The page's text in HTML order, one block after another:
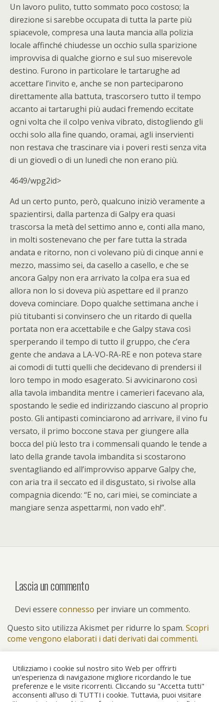
Un lavoro pulito, tutto sommato poco costoso; la
direzione si sarebbe occupata di tutta la parte più
spiacevole, compresa una lauta mancia alla polizia
locale affinché chiudesse un occhio sulla sparizione
improvvisa di qualche giorno e sul suo miserevole
destino. Furono in particolare le tartarughe ad
accettare l’invito e, anche se non parteciparono
direttamente alla battuta, trascorsero tutto il tempo
accanto ai tartarughi più audaci fremendo eccitate
ogni volta che il colpo veniva vibrato, distogliendo gli
occhi solo alla fine quando, oramai, agli inservienti
non restava che trascinare via i poveri resti senza vita
di un giovedì o di un lunedì che non erano più.
4649/wpg2id>
Ad un certo punto, però, qualcuno iniziò veramente a
spazientirsi, dalla partenza di Galpy era quasi
trascorsa la metà del settimo anno e, conti alla mano,
in molti sostenevano che per fare tutta la strada
andata e ritorno, non ci volevano più di cinque anni e
mezzo, massimo sei, da casello a casello, e che se
ancora Galpy non era arrivato la colpa era sua ed
allora non lo si doveva più aspettare ed il pranzo
doveva cominciare. Dopo qualche settimana anche i
più titubanti si convinsero che un ritardo di quella
portata non era accettabile e che Galpy stava così
sperperando il tempo di tutto il gruppo, che c’era
gente che andava a LA-VO-RA-RE e non poteva stare
ai comodi di tutti quelli che decidevano di prendersi il
loro tempo in modo esagerato. Si avvicinarono così
alla tavola imbandita mentre i camerieri facevano ala,
spostando le sedie ed indirizzando ciascuno al proprio
posto. Gli antipasti cominciarono ad arrivare, il vino fu
versato, il primo boccone stava per giungere alla
bocca del più lesto tra i commensali quando le tende a
lato della grande tavola imbandita si scostarono
sventagliando ed all’improvviso apparve Galpy che,
con aria tra il seccato ed il disgustato, si rivolse alla
compagnia dicendo: “E no, cari miei, se cominciate a
mangiare senza aspettarmi, non vado eh!”.
Lascia un commento
Devi essere connesso per inviare un commento.
Questo sito utilizza Akismet per ridurre lo spam. Scopri
come vengono elaborati i dati derivati dai commenti.
Torna su
Utilizziamo i cookie sul nostro sito Web per offrirti
un'esperienza di navigazione migliore ricordando le tue
preferenze e le visite ricorrenti. Cliccando su "Accetta tutti"
acconsenti all'uso di TUTTI i cookie. Tuttavia, puoi visitare